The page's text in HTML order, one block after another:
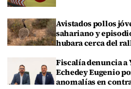
Avistados pollos
sahariano y
hubara cerca del
Fiscalía denuncia a
Echedey Eugenio
anomalías en